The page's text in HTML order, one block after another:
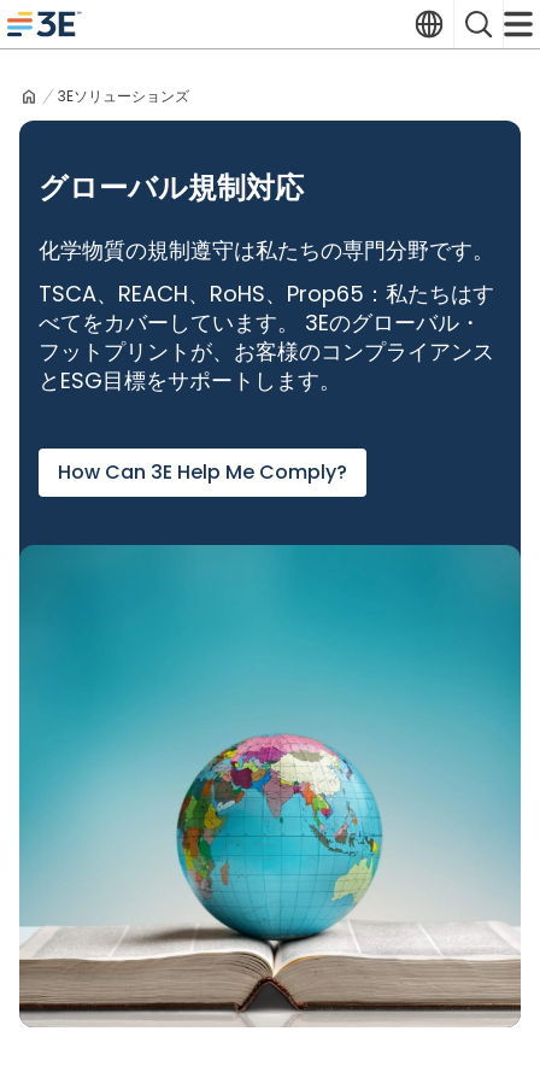
Skip
to
3E home
TranslateSearch
3Eソリューションズ
グローバル規制対応
化学物質の規制遵守は私たちの専門分野です。
TSCA、REACH、RoHS、Prop65：私たちはす
べてをカバーしています。 3Eのグローバル・
フットプリントが、お客様のコンプライアンス
とESG目標をサポートします。
How Can 3E Help Me Comply?